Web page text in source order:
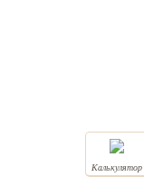
Калькулятор